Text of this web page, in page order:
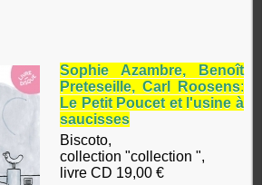
Sophie Azambre, Benoît
Preteseille, Carl Roosens:
Le Petit Poucet et l'usine à
saucisses
Biscoto,
collection "collection ",
livre CD 19,00 €